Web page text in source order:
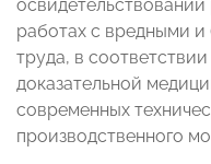
освидетельствований
работах с вредными
труда, в
доказательной
современных
производственного